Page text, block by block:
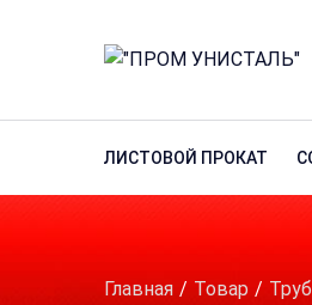
ЛИСТОВОЙ ПРОКАТ
Главная Товар